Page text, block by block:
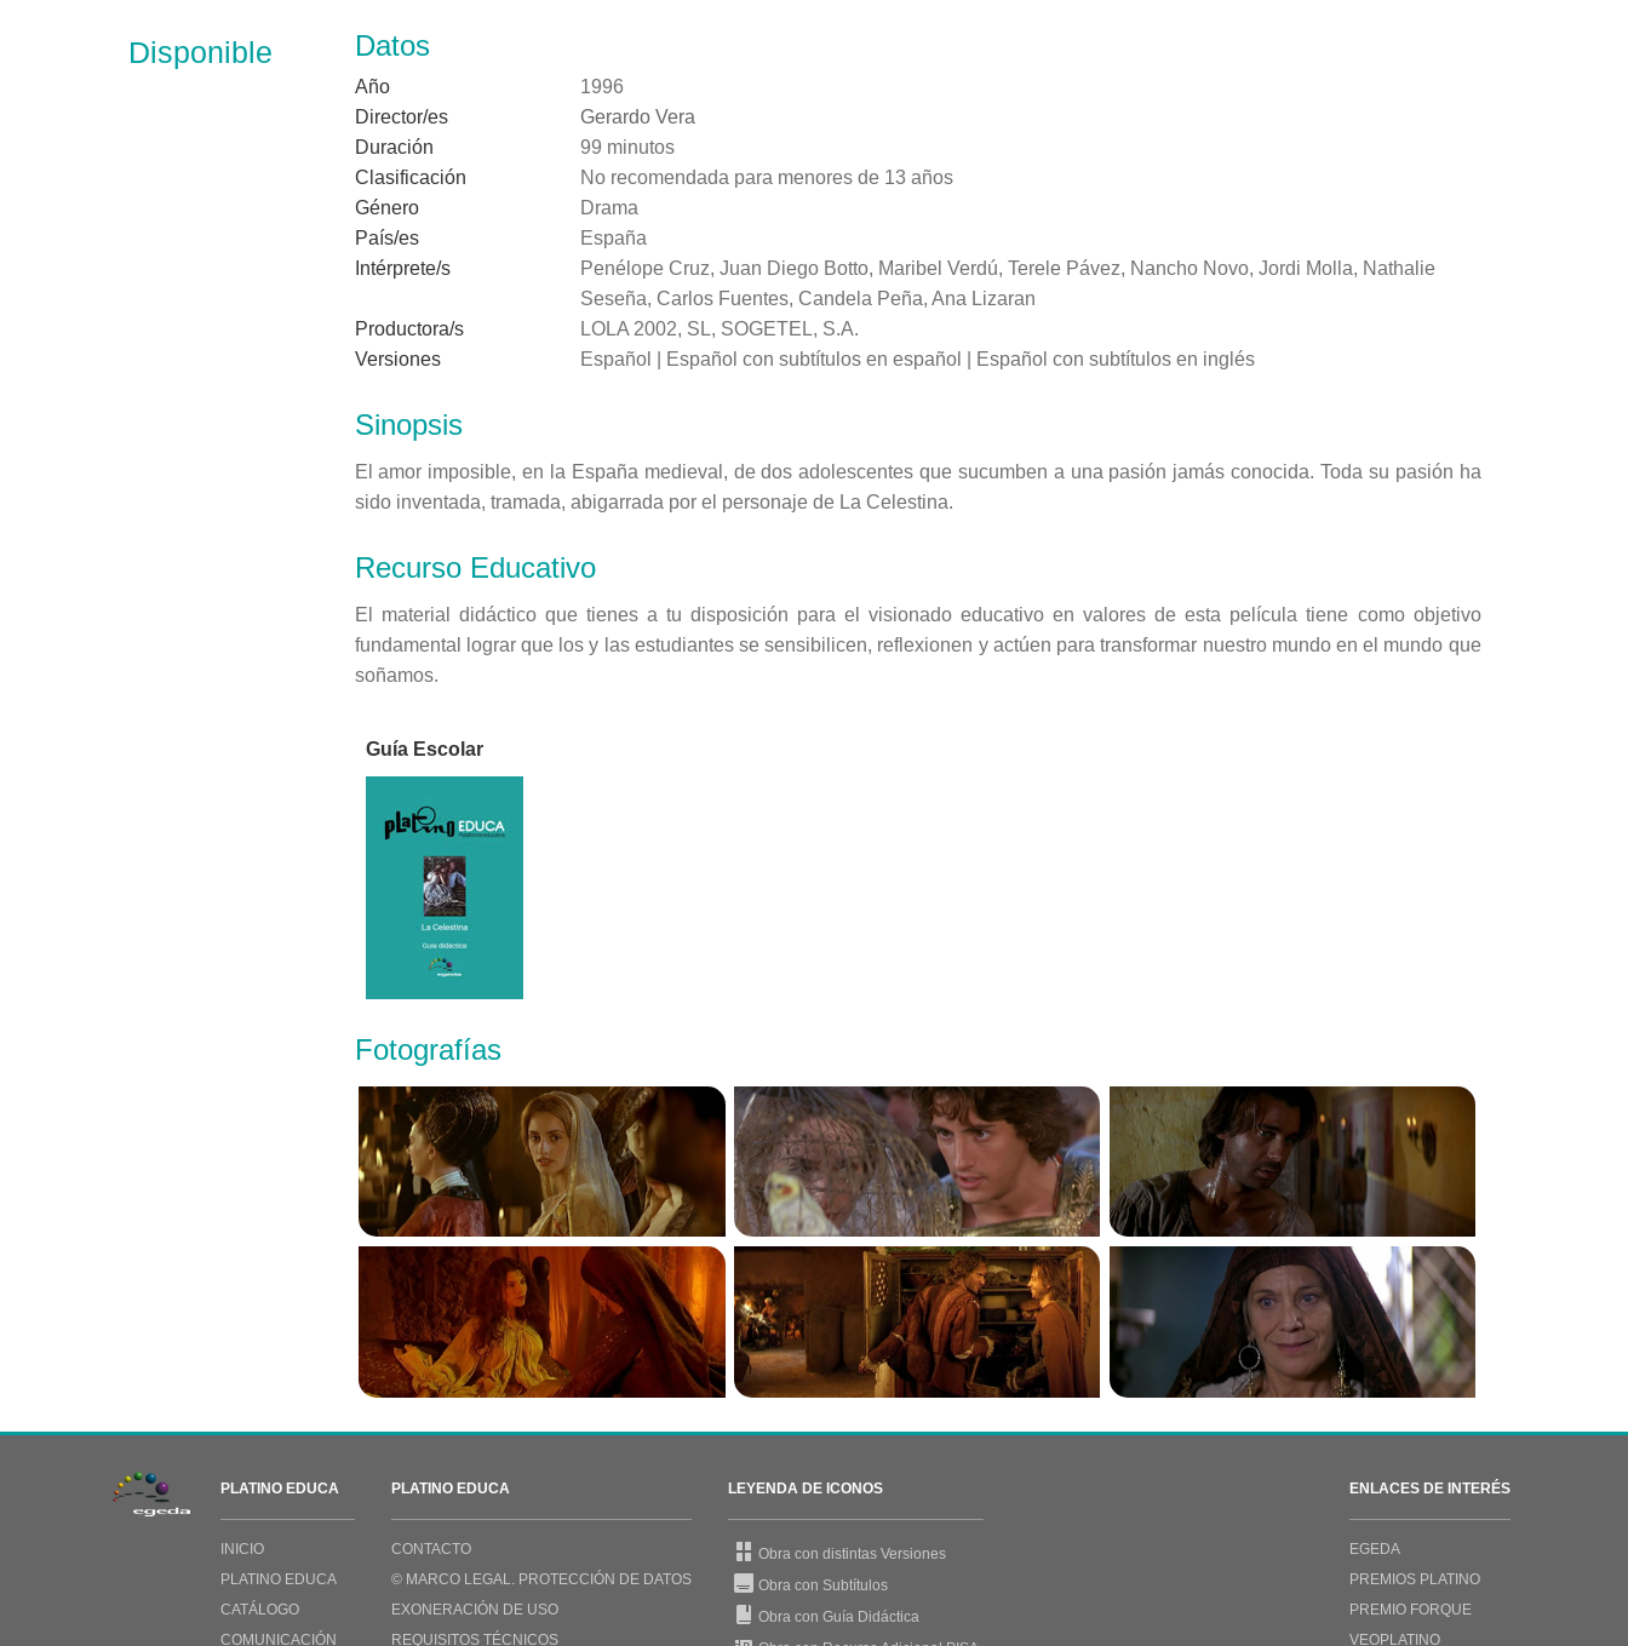
Disponible Datos
Año
1996
Director/es
Gerardo Vera
Duración
99 minutos
Clasificación
No recomendada para menores de 13 años
Género
Drama
País/es
España
Intérprete/s
Penélope Cruz, Juan Diego Botto, Maribel Verdú, Terele Pávez, Nancho Novo, Jordi Molla, Nathalie
Seseña, Carlos Fuentes, Candela Peña, Ana Lizaran
Productora/s
LOLA 2002, SL, SOGETEL, S.A.
Versiones
Español | Español con subtítulos en español | Español con subtítulos en inglés
Sinopsis
El amor imposible, en la España medieval, de dos adolescentes que sucumben a una pasión jamás conocida. Toda su pasión ha
sido inventada, tramada, abigarrada por el personaje de La Celestina.
Recurso Educativo
El material didáctico que tienes a tu disposición para el visionado educativo en valores de esta película tiene como objetivo
fundamental lograr que los y las estudiantes se sensibilicen, reflexionen y actúen para transformar nuestro mundo en el mundo que
soñamos.
Guía Escolar
Fotografías
PLATINO EDUCA
INICIO
PLATINO EDUCA
CATÁLOGO
COMUNICACIÓN
PLATINO EDUCA
CONTACTO
© MARCO LEGAL. PROTECCIÓN DE DATOS
EXONERACIÓN DE USO
REQUISITOS TÉCNICOS
LEYENDA DE ICONOS
Obra con distintas Versiones
Obra con Subtítulos
Obra con Guía Didáctica
ENLACES DE INTERÉS
EGEDA
PREMIOS PLATINO
PREMIO FORQUE
VEOPLATINO